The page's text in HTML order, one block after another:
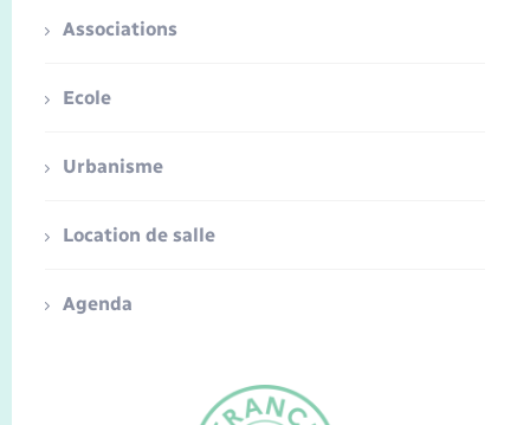
Associations
Ecole
Urbanisme
Location de salle
Agenda